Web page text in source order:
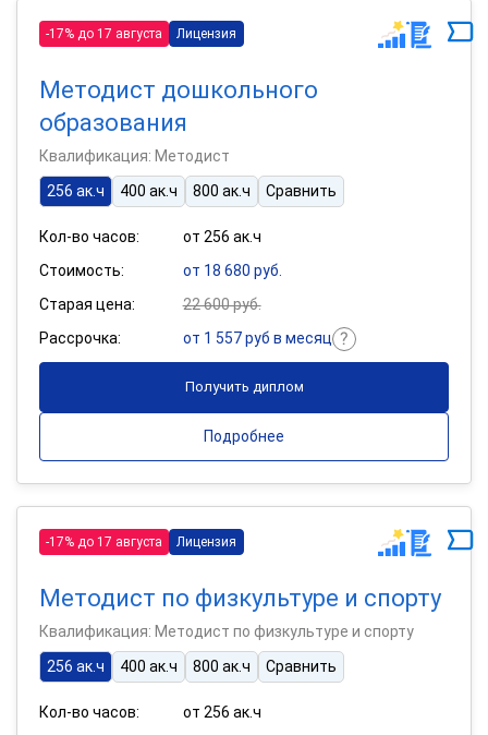
-17% до 17 августа Лицензия
Методист дошкольного
образования
Квалификация: Методист
256 ак.ч
400 ак.ч 800 ак.ч Сравнить
Кол-во часов:
от 256 ак.ч
Стоимость:
от 18 680 руб.
Старая цена:
22 600 руб.
Рассрочка:
от 1 557 руб в месяц
Получить диплом
Подробнее
-17% до 17 августа Лицензия
Методист по физкультуре и спорту
Квалификация: Методист по физкультуре и спорту
256 ак.ч
400 ак.ч 800 ак.ч Сравнить
Кол-во часов: от 256 ак.ч